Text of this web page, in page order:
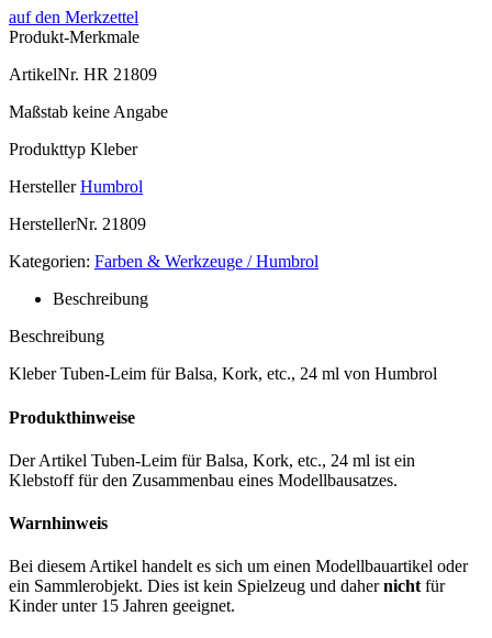
auf den Merkzettel
Produkt-Merkmale
ArtikelNr. HR 21809
Maßstab keine Angabe
Produkttyp Kleber
Hersteller Humbrol
HerstellerNr. 21809
Kategorien: Farben & Werkzeuge / Humbrol
Beschreibung
Beschreibung
Kleber Tuben-Leim für Balsa, Kork, etc., 24 ml von Humbrol
Produkthinweise
Der Artikel Tuben-Leim für Balsa, Kork, etc., 24 ml ist ein
Klebstoff für den Zusammenbau eines Modellbausatzes.
Warnhinweis
Bei diesem Artikel handelt es sich um einen Modellbauartikel oder
ein Sammlerobjekt. Dies ist kein Spielzeug und dahernicht für
Kinder unter 15 Jahren geeignet.